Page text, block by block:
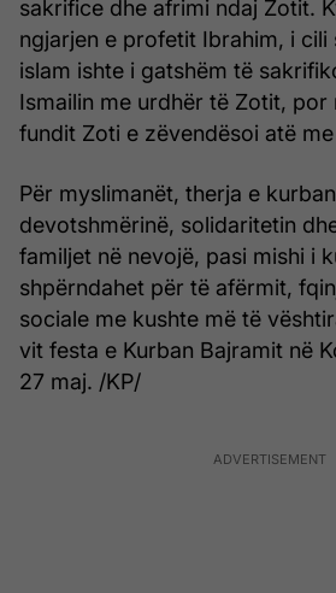
sakrifice dhe afrimi ndaj Zotit.
ngjarjen e profetit Ibrahim, i cili
islam ishte i gatshëm të
Ismailin me urdhër të Zotit, por
fundit Zoti e zëvendësoi atë
Për myslimanët, therja e
devotshmërinë, solidaritetin
familjet në nevojë, pasi mishi i
shpërndahet për të afërmit,
sociale me kushte më të
vit festa e Kurban Bajramit në
27 maj. /KP/